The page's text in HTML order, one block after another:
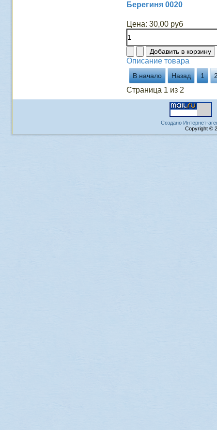
Берегиня 0020
Цена: 30,00 руб
Описание товара
В начало Назад 1
Страница 1 из 2
Создано Интернет-
Copyright ©